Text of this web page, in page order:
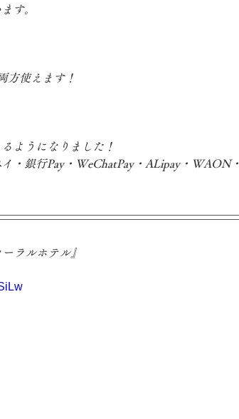
す。
方使えます！
ようになりました！
イ・銀行Pay・WeChatPay・ALipay・WAON
ラルホテル』